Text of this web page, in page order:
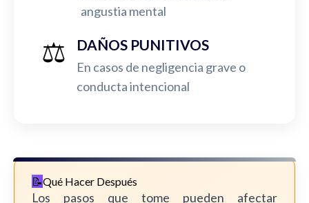
angustia mental
⚖️ DAÑOS PUNITIVOS
En casos de negligencia grave o
conducta intencional
Qué Hacer Después
Los pasos que tome pueden afectar